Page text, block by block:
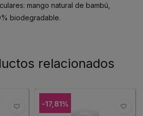
mango natural de bambú,
biodegradable.
relacionados
-17,81%